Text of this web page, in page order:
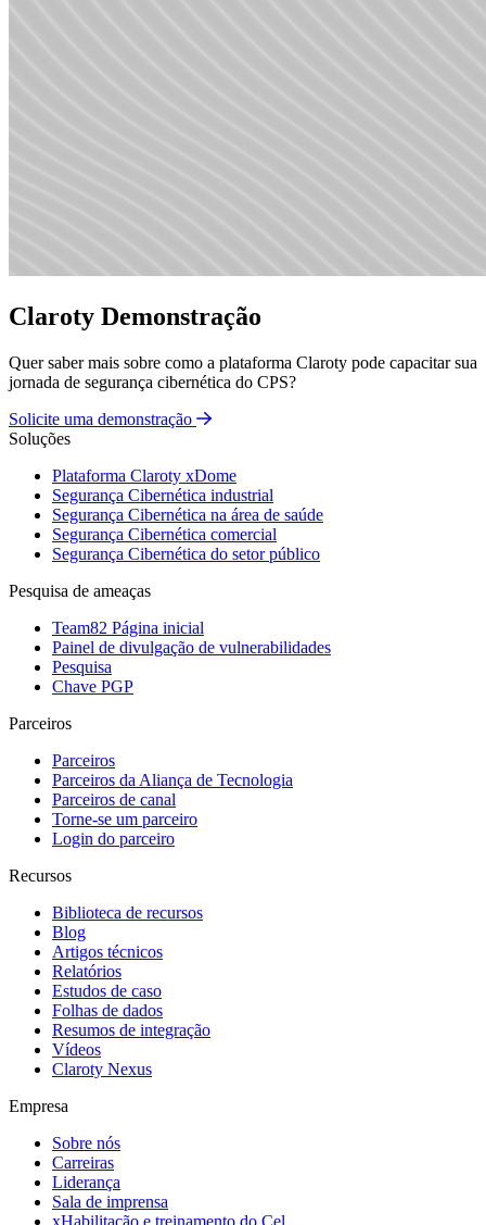
Claroty Demonstração
Quer saber mais sobre como a plataforma Claroty pode capacitar sua
jornada de segurança cibernética do CPS?
Solicite uma demonstração
Soluções
Plataforma Claroty xDome
Segurança Cibernética industrial
Segurança Cibernética na área de saúde
Segurança Cibernética comercial
Segurança Cibernética do setor público
Pesquisa de ameaças
Team82 Página inicial
Painel de divulgação de vulnerabilidades
Pesquisa
Chave PGP
Parceiros
Parceiros
Parceiros da Aliança de Tecnologia
Parceiros de canal
Torne-se um parceiro
Login do parceiro
Recursos
Biblioteca de recursos
Blog
Artigos técnicos
Relatórios
Estudos de caso
Folhas de dados
Resumos de integração
Vídeos
Claroty Nexus
Empresa
Sobre nós
Carreiras
Liderança
Sala de imprensa
xHabilitação e treinamento do Cel